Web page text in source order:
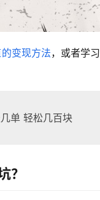
变现方法，或者学习
单 轻松几百块
？